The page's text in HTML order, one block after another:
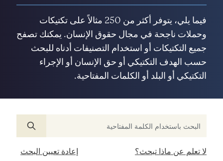
فيما يلي، يتوفر أكثر من 250 مثالاً على تكتيكات
وحملات ناجحة في مجال حقوق الإنسان. يمكنك تصفح
جميع التكتيكات أو استخدام التصنيفات أدناه للبحث
حسب الهدف التكتيكي أو حق الإنسان أو الإجراء
التكتيكي أو البلد أو الكلمات المفتاحية.
لا تعلم عن ماذا تبحث؟ إعادة تعيين البحث